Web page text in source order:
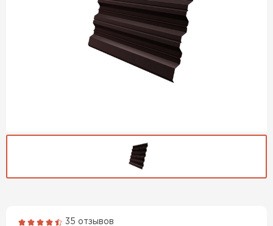
35 отзывов